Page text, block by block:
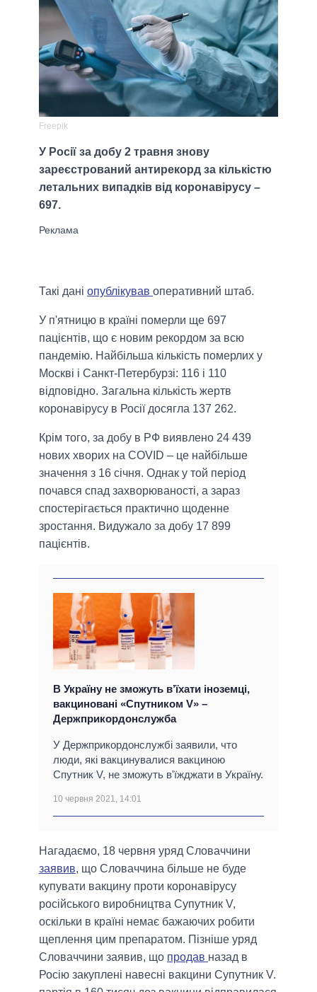
Freepik
У Росії за добу 2 травня знову
зареєстрований антирекорд за кількістю
летальних випадків від коронавірусу –
697.
Такі дані опублікував оперативний штаб.
У п'ятницю в країні померли ще 697
пацієнтів, що є новим рекордом за всю
пандемію. Найбільша кількість померлих у
Москві і Санкт-Петербурзі: 116 і 110
відповідно. Загальна кількість жертв
коронавірусу в Росії досягла 137 262.
Крім того, за добу в РФ виявлено 24 439
нових хворих на COVID – це найбільше
значення з 16 січня. Однак у той період
почався спад захворюваності, а зараз
спостерігається практично щоденне
зростання. Видужало за добу 17 899
пацієнтів.
В Україну не зможуть в’їхати іноземці,
вакциновані «Спутником V» –
Держприкордонслужба
У Держприкордонслужбі заявили, что
люди, які вакцинувалися вакциною
Спутник V, не зможуть в'їжджати в Україну.
10 червня 2021, 14:01
Нагадаємо, 18 червня уряд Словаччини
заявив, що Словаччина більше не буде
купувати вакцину проти коронавірусу
російського виробництва Супутник V,
оскільки в країні немає бажаючих робити
щеплення цим препаратом. Пізніше уряд
Словаччини заявив, що продав назад в
Росію закуплені навесні вакцини Супутник V.